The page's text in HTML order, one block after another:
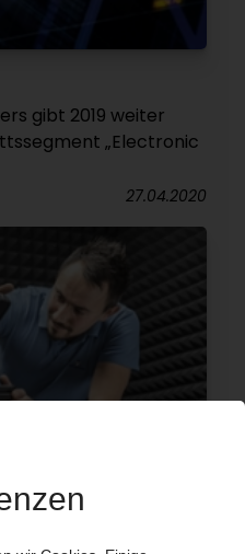
gibt 2019 weiter
„Electronic
27.04.2020